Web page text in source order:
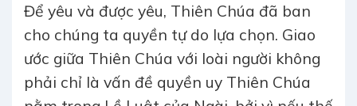
Để yêu và được yêu, Thiên Chúa đã ban
cho chúng ta quyền tự do lựa chọn. Giao
ước giữa Thiên Chúa với loài người không
phải chỉ là vấn đề quyền uy Thiên Chúa